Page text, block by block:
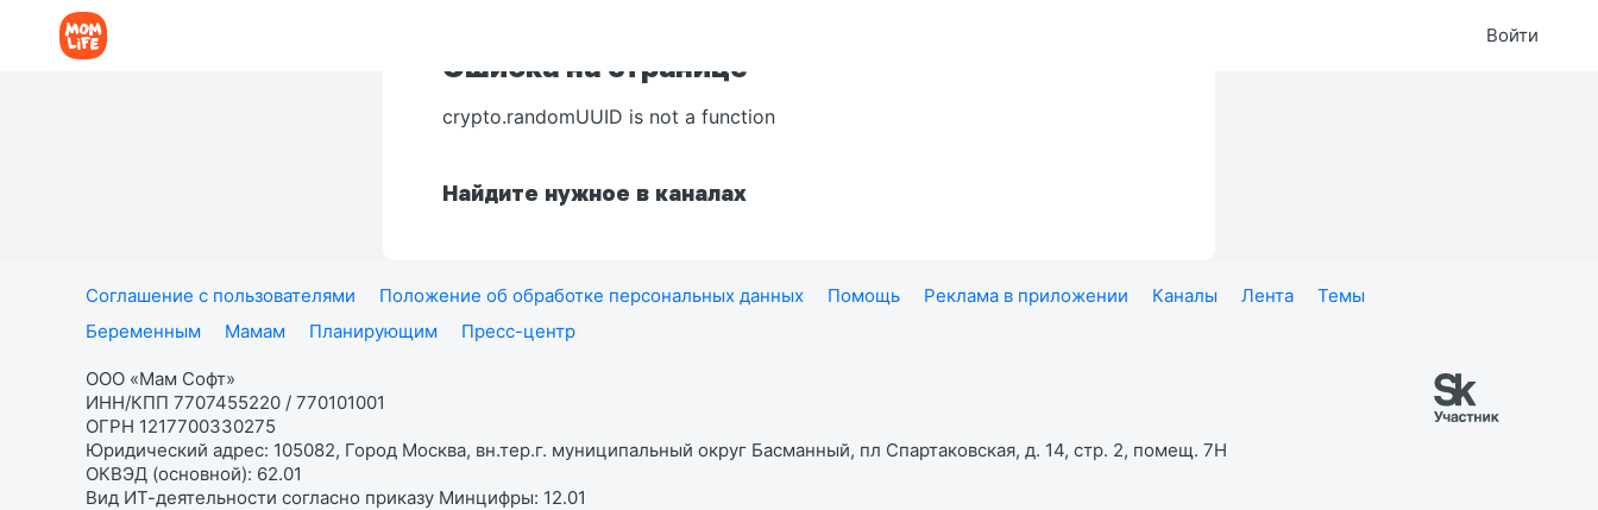
Войти
Ошибка на странице
crypto.randomUUID is not a function
Найдите нужное в каналах
Соглашение с пользователями Положение об обработке персональных данных Помощь Реклама в приложении Каналы Лента
Темы
Беременным
Мамам Планирующим Пресс-центр
ООО «Мам Софт»
ИНН/КПП 7707455220 / 770101001
ОГРН 1217700330275
Юридический адрес: 105082, Город Москва, вн.тер.г. муниципальный округ Басманный, пл Спартаковская, д. 14, стр. 2, помещ. 7Н
ОКВЭД (основной): 62.01
Вид ИТ-деятельности согласно приказу Минцифры: 12.01